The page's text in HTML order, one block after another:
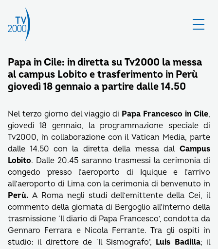
Papa in Cile: in diretta su Tv2000 la messa
al campus Lobito e trasferimento in Perù
giovedì 18 gennaio a partire dalle 14.50
Nel terzo giorno del viaggio di Papa Francesco in Cile,
giovedì 18 gennaio, la programmazione speciale di
Tv2000, in collaborazione con il Vatican Media, parte
dalle 14.50 con la diretta della messa dal Campus
Lobito. Dalle 20.45 saranno trasmessi la cerimonia di
congedo presso l’aeroporto di Iquique e l’arrivo
all’aeroporto di Lima con la cerimonia di benvenuto in
Perù. A Roma negli studi dell’emittente della Cei, il
commento della giornata di Bergoglio all’interno della
trasmissione ‘Il diario di Papa Francesco’, condotta da
Gennaro Ferrara e Nicola Ferrante. Tra gli ospiti in
studio: il direttore de ‘Il Sismografo’, Luis Badilla; il